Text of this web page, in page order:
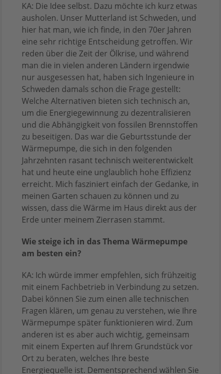
KA: Die Idee selbst. Dazu möchte ich kurz etwas
ausholen. Unser Mutterland ist Schweden, und
hier hat man, wie ich finde, in den 70er Jahren
eine sehr richtige Entscheidung getroffen. Wir
reden über die Zeit der Ölkrise, und während
man die in vielen anderen Ländern irgendwie
nur ausgesessen hat, haben sich Ingenieure in
Schweden damals schon die Frage gestellt:
Welche Alternativen bieten sich technisch an,
um die Energiegewinnung zu dezentralisieren
und die Abhängigkeit von fossilen Brennstoffen
zu beseitigen. Das war die Geburtsstunde der
Wärmepumpe, die sich in den folgenden
Jahrzehnten rasant technisch weiterentwickelt
hat und heute eine unglaublich hohe Effizienz
erreicht. Mich fasziniert einfach der Gedanke, in
meinen Garten schauen zu können und zu
wissen, dass die Wärme im Haus direkt aus der
Erde unter meinem Zierrasen stammt.
Wie steige ich in das Thema Wärmepumpe
am besten ein?
KA: Ich würde immer empfehlen, sich frühzeitig
mit einem Fachbetrieb in Verbindung zu setzen.
Dabei können Sie zum einen alle technischen
Fragen klären, um genau zu verstehen, wie Ihre
Wärmepumpe später funktionieren wird. Zum
anderen ist es aber auch wichtig, gemeinsam
mit einem Experten auf Ihrem Grundstück vor
Ort zu beraten, welches Ihre beste
Energiequelle ist. Dementsprechend wählen Sie